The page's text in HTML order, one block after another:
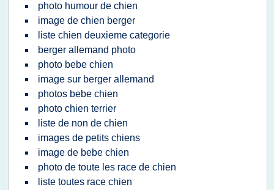
photo humour de chien
image de chien berger
liste chien deuxieme categorie
berger allemand photo
photo bebe chien
image sur berger allemand
photos bebe chien
photo chien terrier
liste de non de chien
images de petits chiens
image de bebe chien
photo de toute les race de chien
liste toutes race chien